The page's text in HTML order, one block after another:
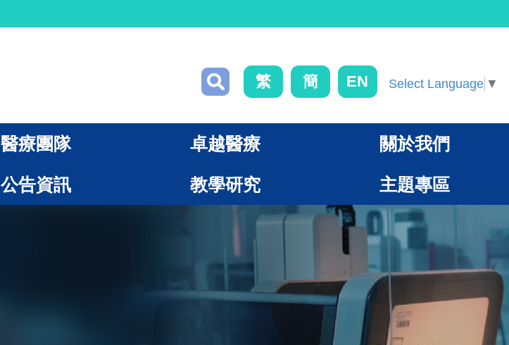
繁 簡 EN Select Language ▼
醫療團隊 卓越醫療 關於我們
公告資訊 教學研究 主題專區